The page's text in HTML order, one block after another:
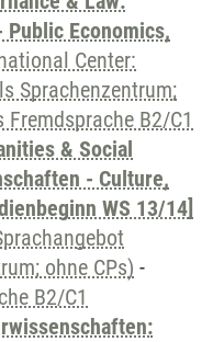
Economics,
Center:
Sprachenzentrum;
Fremdsprache B2/C1
& Social
- Culture,
WS 13/14]
ohne CPs) -
B2/C1